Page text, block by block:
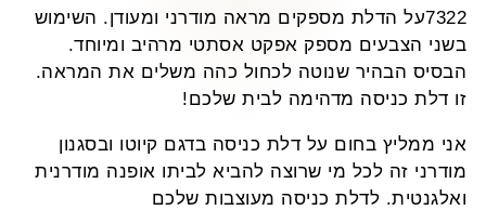
7322על הדלת מספקים מראה מודרני ומעודן. השימוש
בשני הצבעים מספק אפקט אסתטי מרהיב ומיוחד.
הבסיס הבהיר שנוטה לכחול כהה משלים את המראה.
זו דלת כניסה מדהימה לבית שלכם!
אני ממליץ בחום על דלת כניסה בדגם קיוטו ובסגנון
מודרני זה לכל מי שרוצה להביא לביתו אופנה מודרנית
ואלגנטית. לדלת כניסה מעוצבות שלכם